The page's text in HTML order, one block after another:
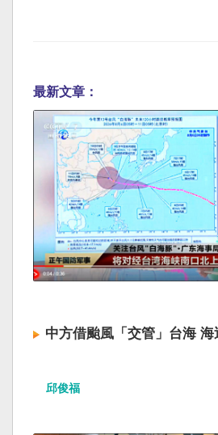
最新文章：
中方借颱風「交管」台海
邱俊福